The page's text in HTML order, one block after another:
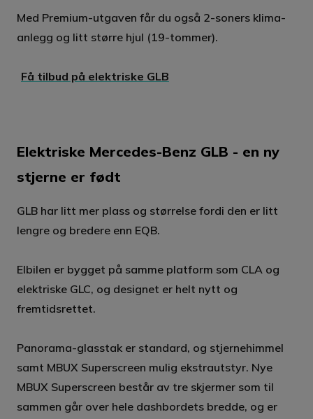
Med Premium-utgaven får du også 2-soners klima-
anlegg og litt større hjul (19-tommer).
Få tilbud på elektriske GLB
Elektriske Mercedes-Benz GLB - en ny
stjerne er født
GLB har litt mer plass og størrelse fordi den er litt
lengre og bredere enn EQB.
Elbilen er bygget på samme platform som CLA og
elektriske GLC, og designet er helt nytt og
fremtidsrettet.
Panorama-glasstak er standard, og stjernehimmel
samt MBUX Superscreen mulig ekstrautstyr. Nye
MBUX Superscreen består av tre skjermer som til
sammen går over hele dashbordets bredde, og er